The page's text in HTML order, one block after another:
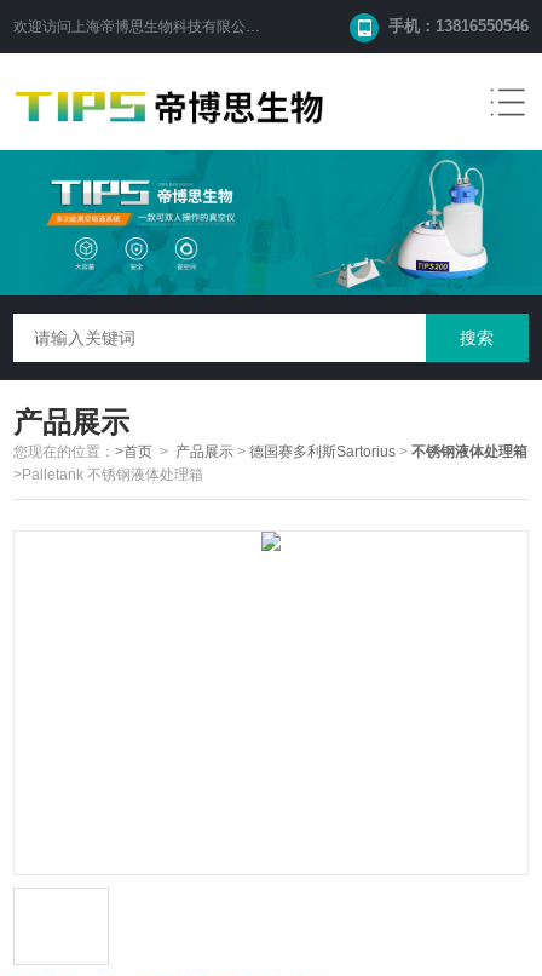
欢迎访问 上海帝博思生物科技有限公司 手机：13816550546
产品展示
您现在的位置：>首页 > 产品展示 >德国赛多利斯Sartorius >不锈钢液体处理箱
>Palletank 不锈钢液体处理箱